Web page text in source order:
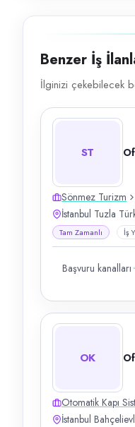
Benzer İş
İlginizi çekebilecek
ST
Sönmez Turizm
İstanbul Tuzla
Tam Zamanlı İş
Başvuru kanalları
OK
Otomatik Kapı
İstanbul